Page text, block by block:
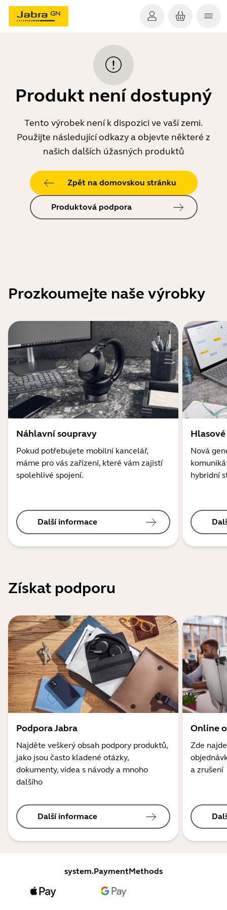
Produkt není dostupný
Tento výrobek není k dispozici ve vaší zemi.
Použijte následující odkazy a objevte některé z
našich dalších úžasných produktů
Zpět na domovskou stránku
Produktová podpora
Prozkoumejte naše výrobky
Náhlavní soupravy
Pokud potřebujete mobilní kancelář,
máme pro vás zařízení, které vám zajistí
spolehlivé spojení.
Další informace
Nová
hybridní
Získat podporu
Podpora Jabra
Najděte veškerý obsah podpory produktů,
jako jsou často kladené otázky,
dokumenty, videa s návody a mnoho
dalšího
Další informace
Online
Zde
a zrušení
system.PaymentMethods